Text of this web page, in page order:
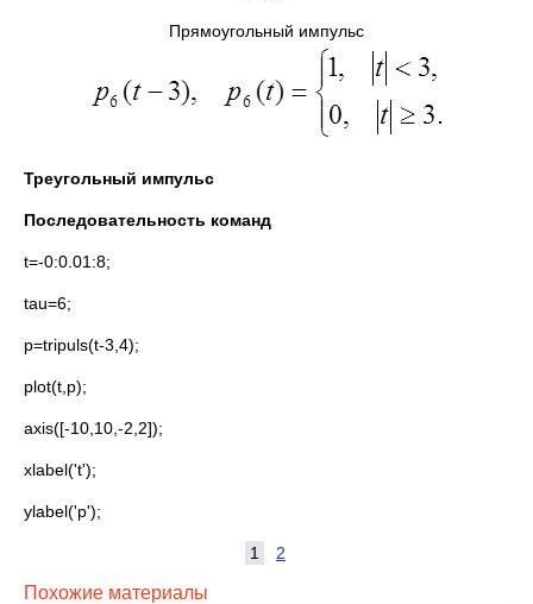
Прямоугольный импульс
Треугольный импульс
Последовательность команд
t=-0:0.01:8;
tau=6;
p=tripuls(t-3,4);
plot(t,p);
axis([-10,10,-2,2]);
xlabel('t');
ylabel('p');
1 2
Похожие материалы